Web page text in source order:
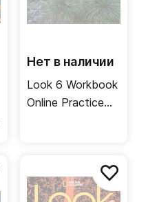
Нет в наличии
Look 6 Workbook
Online Practice